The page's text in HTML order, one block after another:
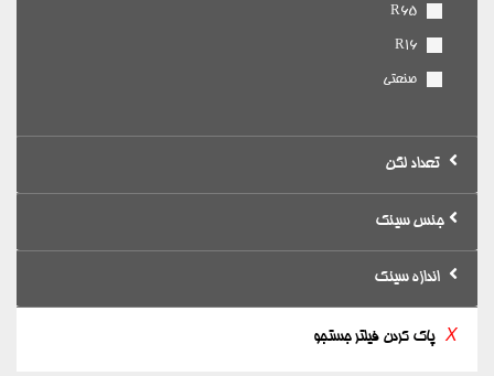
R65
R16
صنعتی
تعداد لگن
جنس سینک
اندازه سینک
X پاک کردن فیلتر جستجو